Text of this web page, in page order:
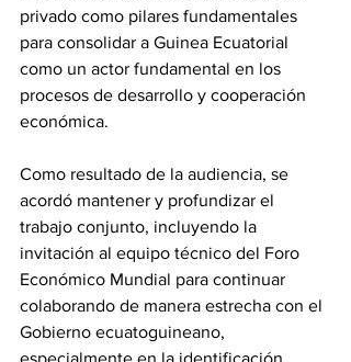
privado como pilares fundamentales
para consolidar a Guinea Ecuatorial
como un actor fundamental en los
procesos de desarrollo y cooperación
económica.
Como resultado de la audiencia, se
acordó mantener y profundizar el
trabajo conjunto, incluyendo la
invitación al equipo técnico del Foro
Económico Mundial para continuar
colaborando de manera estrecha con el
Gobierno ecuatoguineano,
especialmente en la identificación,